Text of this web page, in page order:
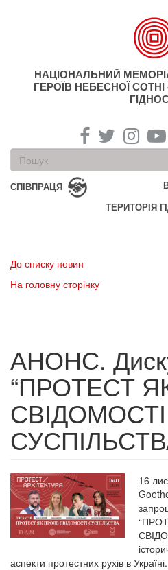
НАЦІОНАЛЬНИЙ
ГЕРОЇВ НЕБЕСНОЇ
Пошукова
форма
Пошук
СПІВПРАЦЯ
ТЕРИТОРІЯ
До списку новин
На головну сторінку
АНОНС.
“ПРОТЕСТ
СВІДОМОСТІ
16
аспекти протестних рухів в Україні.